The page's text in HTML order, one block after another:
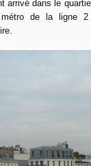
arrivé dans le
métro de la ligne